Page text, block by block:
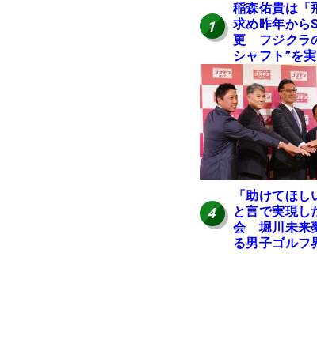
1
稲森佑貴は「
求め昨年から
更 フジクラ
シャフト”を
好感触「つ
ける」【男子
ヒトネタ！】
4
「助けてほ
と言で実現し
会 堀川未来
る男子ゴルフ